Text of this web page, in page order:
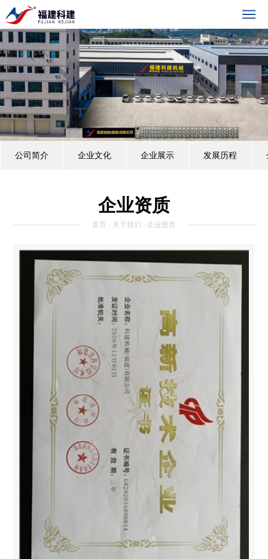
公司简介 企业文化 企业展示 发展历程
企业资质
首页 - 关于我们 - 企业资质